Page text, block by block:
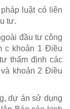
luật có liên
tư.
đầu tư công
c khoản 1 Điều
thẩm định các
khoản 2 Điều
dự án sử dụng